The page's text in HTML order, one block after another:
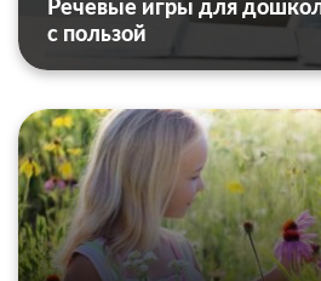
Речевые игры для
с пользой